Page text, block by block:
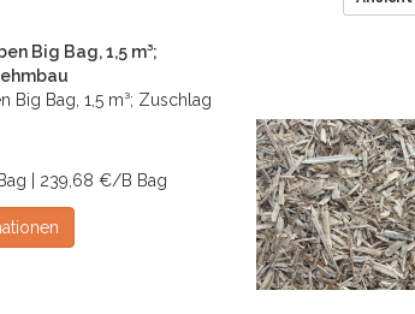
Big Bag, 1,5 m³;
Big Bag, 1,5 m³; Zuschlag
| 239,68 €/B Bag